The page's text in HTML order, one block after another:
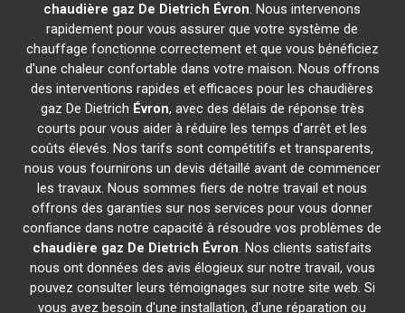
chaudière gaz De Dietrich Évron. Nous intervenons
rapidement pour vous assurer que votre système de
chauffage fonctionne correctement et que vous bénéficiez
d'une chaleur confortable dans votre maison. Nous offrons
des interventions rapides et efficaces pour les chaudières
gaz De Dietrich Évron, avec des délais de réponse très
courts pour vous aider à réduire les temps d'arrêt et les
coûts élevés. Nos tarifs sont compétitifs et transparents,
nous vous fournirons un devis détaillé avant de commencer
les travaux. Nous sommes fiers de notre travail et nous
offrons des garanties sur nos services pour vous donner
confiance dans notre capacité à résoudre vos problèmes de
chaudière gaz De Dietrich Évron. Nos clients satisfaits
nous ont données des avis élogieux sur notre travail, vous
pouvez consulter leurs témoignages sur notre site web. Si
vous avez besoin d'une installation, d'une réparation ou